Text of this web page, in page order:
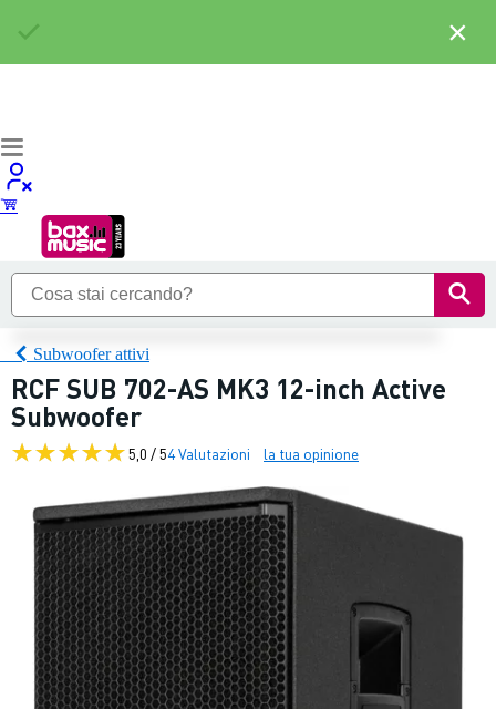
Subwoofer attivi
RCF SUB 702-AS MK3 12-inch Active
Subwoofer
5,0 / 54 Valutazioni la tua opinione
×